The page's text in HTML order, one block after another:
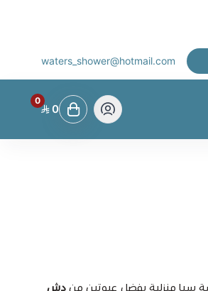
waters_shower@hotmail.com
0
0
سبا منزلية بفضل عبوتين من دش